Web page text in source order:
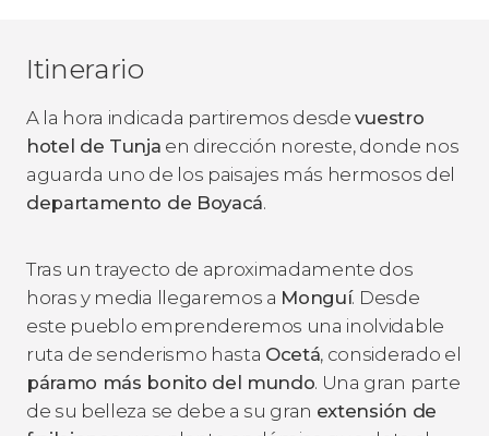
Itinerario
A la hora indicada partiremos desdevuestro
hotel de Tunja en dirección noreste, donde nos
aguarda uno de los paisajes más hermosos del
departamento de Boyacá.
Tras un trayecto de aproximadamente dos
horas y media llegaremos a Monguí. Desde
este pueblo emprenderemos una inolvidable
ruta de senderismo hasta Ocetá, considerado el
páramo más bonito del mundo. Una gran parte
de su belleza se debe a su gran extensión de